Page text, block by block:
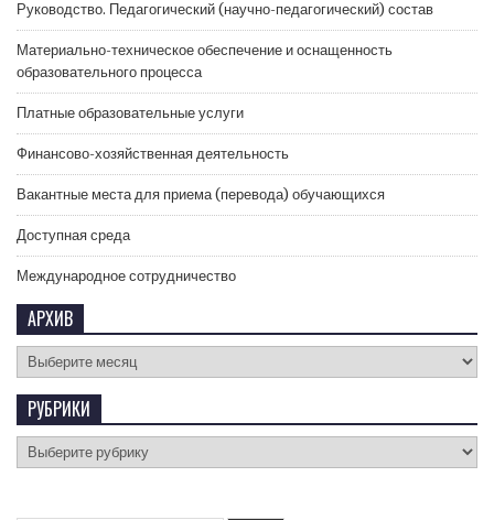
Руководство. Педагогический (научно-педагогический) состав
Материально-техническое обеспечение и оснащенность
образовательного процесса
Платные образовательные услуги
Финансово-хозяйственная деятельность
Вакантные места для приема (перевода) обучающихся
Доступная среда
Международное сотрудничество
АРХИВ
РУБРИКИ